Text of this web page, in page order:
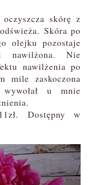
skórę z
Skóra po
olejku pozostaje
nawilżona. Nie
nawilżenia po
mile zaskoczona
u mnie
Dostępny w